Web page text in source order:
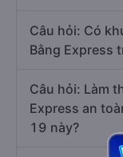
Câu hỏi: Có
Bằng Express
Câu hỏi: Làm
Express an
19 này?